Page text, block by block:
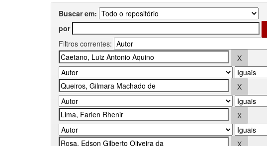
Buscar em:
por
Filtros correntes: